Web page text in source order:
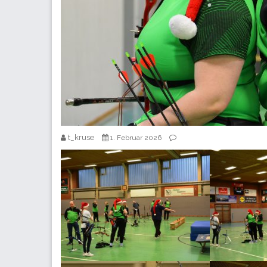
t_kruse 1. Februar 2026